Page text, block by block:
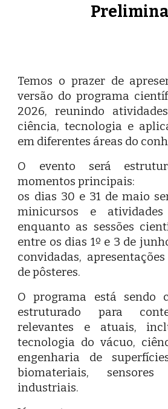
Temos o prazer de
versão do programa
2026, reunindo
ciência, tecnologia e
em diferentes áreas do
O evento será
momentos principais:
os dias 30 e 31 de maio
minicursos e
enquanto as sessões
entre os dias 1º e 3 de
convidadas,
de pôsteres.
O programa está sendo
estruturado para
relevantes e atuais,
tecnologia do vácuo,
engenharia de
biomateriais,
industriais.